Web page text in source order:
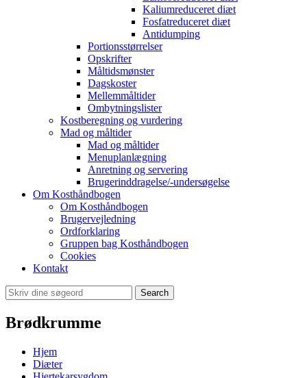
Kaliumreduceret diæt
Fosfatreduceret diæt
Antidumping
Portionsstørrelser
Opskrifter
Måltidsmønster
Dagskoster
Mellemmåltider
Ombytningslister
Kostberegning og vurdering
Mad og måltider
Mad og måltider
Menuplanlægning
Anretning og servering
Brugerinddragelse/-undersøgelse
Om Kosthåndbogen
Om Kosthåndbogen
Brugervejledning
Ordforklaring
Gruppen bag Kosthåndbogen
Cookies
Kontakt
Search
Brødkrumme
Hjem
Diæter